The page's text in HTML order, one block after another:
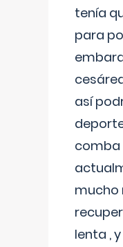
tenía
para
así
comba
mucho
lenta ,